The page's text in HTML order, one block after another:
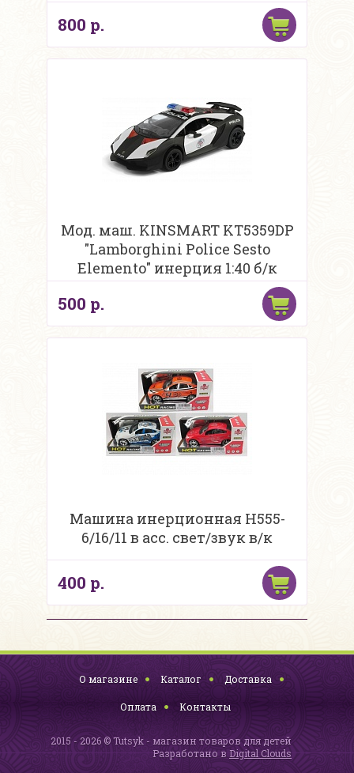
800 р.
Мод. маш. KINSMART KT5359DP
"Lamborghini Police Sesto
Elemento" инерция 1:40 б/к
500 р.
Машина инерционная H555-
6/16/11 в асс. свет/звук в/к
400 р.
О магазине Каталог Доставка
Оплата Контакты
2015 - 2026 © Tutsyk - магазин товаров для детей
Разработано в Digital Clouds